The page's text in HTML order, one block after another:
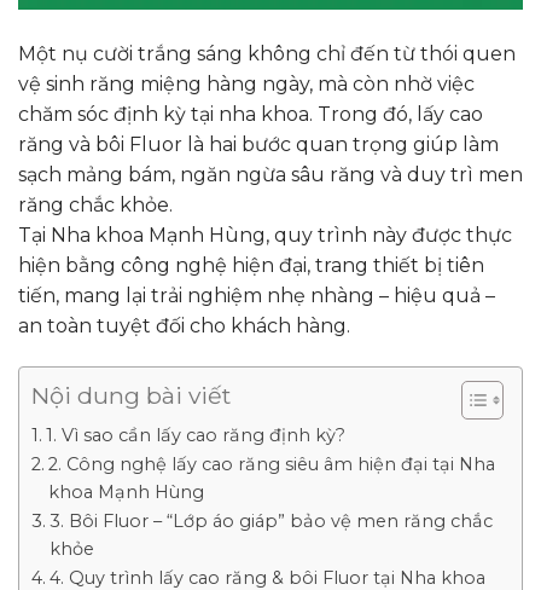
Một nụ cười trắng sáng không chỉ đến từ thói quen
vệ sinh răng miệng hàng ngày, mà còn nhờ việc
chăm sóc định kỳ tại nha khoa. Trong đó, lấy cao
răng và bôi Fluor là hai bước quan trọng giúp làm
sạch mảng bám, ngăn ngừa sâu răng và duy trì men
răng chắc khỏe.
Tại Nha khoa Mạnh Hùng, quy trình này được thực
hiện bằng công nghệ hiện đại, trang thiết bị tiên
tiến, mang lại trải nghiệm nhẹ nhàng – hiệu quả –
an toàn tuyệt đối cho khách hàng.
Nội dung bài viết
1. Vì sao cần lấy cao răng định kỳ?
2. Công nghệ lấy cao răng siêu âm hiện đại tại Nha
khoa Mạnh Hùng
3. Bôi Fluor – “Lớp áo giáp” bảo vệ men răng chắc
khỏe
4. Quy trình lấy cao răng & bôi Fluor tại Nha khoa